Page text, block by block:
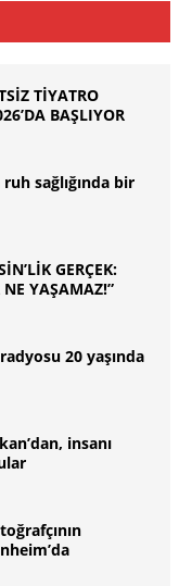
TİYATRO
BAŞLIYOR
sağlığında bir
GERÇEK:
YAŞAMAZ!”
20 yaşında
insanı